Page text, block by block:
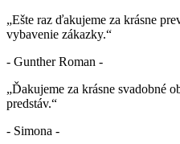
„Ešte raz ďakujeme za krásne
vybavenie zákazky.“
- Gunther Roman -
„Ďakujeme za krásne svadobné
predstáv.“
- Simona -